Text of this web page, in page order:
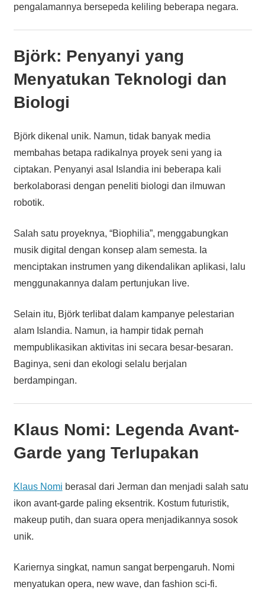
pengalamannya bersepeda keliling beberapa negara.
Björk: Penyanyi yang
Menyatukan Teknologi dan
Biologi
Björk dikenal unik. Namun, tidak banyak media
membahas betapa radikalnya proyek seni yang ia
ciptakan. Penyanyi asal Islandia ini beberapa kali
berkolaborasi dengan peneliti biologi dan ilmuwan
robotik.
Salah satu proyeknya, “Biophilia”, menggabungkan
musik digital dengan konsep alam semesta. Ia
menciptakan instrumen yang dikendalikan aplikasi, lalu
menggunakannya dalam pertunjukan live.
Selain itu, Björk terlibat dalam kampanye pelestarian
alam Islandia. Namun, ia hampir tidak pernah
mempublikasikan aktivitas ini secara besar-besaran.
Baginya, seni dan ekologi selalu berjalan
berdampingan.
Klaus Nomi: Legenda Avant-
Garde yang Terlupakan
Klaus Nomi berasal dari Jerman dan menjadi salah satu
ikon avant-garde paling eksentrik. Kostum futuristik,
makeup putih, dan suara opera menjadikannya sosok
unik.
Kariernya singkat, namun sangat berpengaruh. Nomi
menyatukan opera, new wave, dan fashion sci-fi.